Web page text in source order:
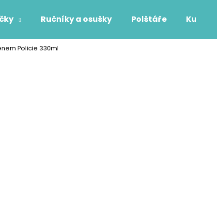
Ručníky a osušky Polštáře
Policie 330ml
Co potřebujete najít?